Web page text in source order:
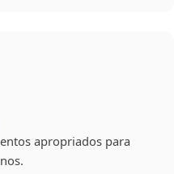
apropriados para